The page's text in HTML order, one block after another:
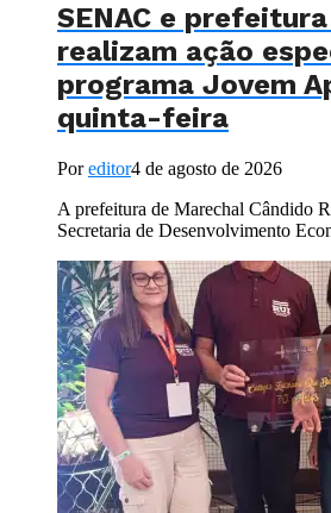
SENAC e
realizam ação
programa Jovem
quinta-feira
Poreditor4 de agosto de 2026
A prefeitura de Marechal Cândido
Secretaria de Desenvolvimento